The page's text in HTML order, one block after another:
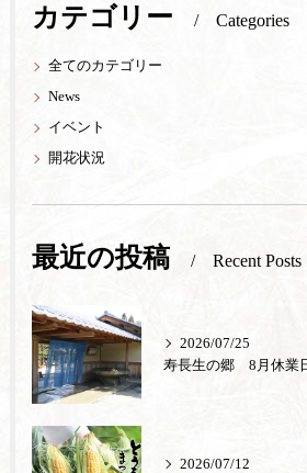
カテゴリー Categories
全てのカテゴリー
News
イベント
開花状況
最近の投稿 Recent Posts
2026/07/25
寿長生の郷 8月休業
2026/07/12